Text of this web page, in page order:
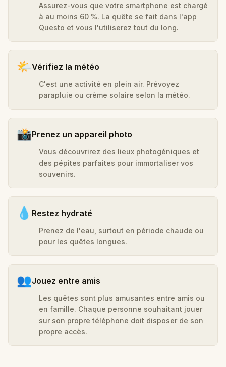
Assurez-vous que votre smartphone est chargé
à au moins 60 %. La quête se fait dans l'app
Questo et vous l'utiliserez tout du long.
🌤️Vérifiez la météo
C'est une activité en plein air. Prévoyez
parapluie ou crème solaire selon la météo.
📸Prenez un appareil photo
Vous découvrirez des lieux photogéniques et
des pépites parfaites pour immortaliser vos
souvenirs.
💧 Restez hydraté
Prenez de l'eau, surtout en période chaude ou
pour les quêtes longues.
👥Jouez entre amis
Les quêtes sont plus amusantes entre amis ou
en famille. Chaque personne souhaitant jouer
sur son propre téléphone doit disposer de son
propre accès.